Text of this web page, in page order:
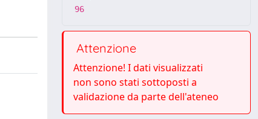
96
Attenzione
Attenzione! I dati visualizzati
non sono stati sottoposti a
validazione da parte dell'ateneo